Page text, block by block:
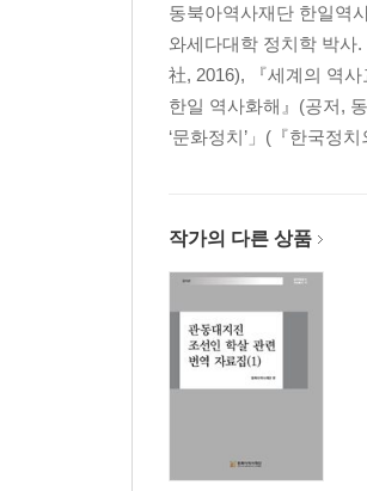
〈자료 80〉 니시아라이(西
〈자료 81〉 센주(千住)정 사
〈자료 82〉 미나미센주(南
〈자료 83〉 스가모(巢鴨)정
〈자료 84〉 히라쓰카(平塚)
〈자료 87〉 아라카와(荒川
〈자료 88〉 아즈마(吾?)정
〈자료 90〉 미나미아야세(南
〈자료 91〉 진보하라(神保原)
〈자료 92〉 혼조(本庄) 사건
〈자료 95〉 가타야나기(片柳)
동북아역사재단 한일역
와세다대학 정치학 박사
社, 2016), 『세계의 역
한일 역사화해』(공저,
‘문화정치’」(『한국정
작가의 다른 상품